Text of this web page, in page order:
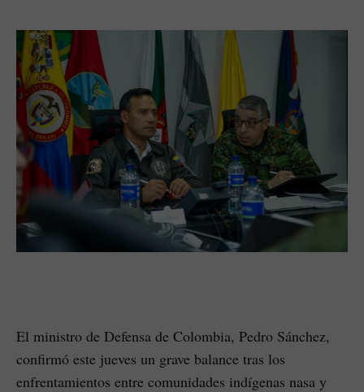
El ministro de Defensa de Colombia, Pedro Sánchez,
confirmó este jueves un grave balance tras los
enfrentamientos entre comunidades indígenas nasa y